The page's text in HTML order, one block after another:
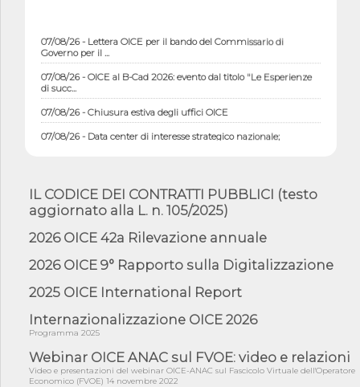
07/08/26 - Lettera OICE per il bando del Commissario di
Governo per il ...
07/08/26 - OICE al B-Cad 2026: evento dal titolo "Le Esperienze
di succ...
07/08/26 - Chiusura estiva degli uffici OICE
07/08/26 - Data center di interesse strategico nazionale;
interventi pe...
07/08/26 - Ponte sullo Stretto di Messina: deliberata la
sussistenza di...
07/08/26 - Tunnel Brennero, dal Cipess via libera al quinto lotto
06/08/26 - Istat, produzione industriale in calo dell'1% a giugno,
su a...
con ...
riqualificazione sism...
06/08/26 - CdM: approvato il d.lgs. di adeguamento all’AI Act in
IL CODICE DEI CONTRATTI PUBBLICI (testo
aggiornato alla L. n. 105/2025)
2026 OICE 42a Rilevazione annuale
2026 OICE 9° Rapporto sulla Digitalizzazione
2025 OICE International Report
Internazionalizzazione OICE 2026
Programma 2025
Webinar OICE ANAC sul FVOE: video e relazioni
Video e presentazioni del webinar OICE-ANAC sul Fascicolo Virtuale dell'Operatore
Economico (FVOE) 14 novembre 2022